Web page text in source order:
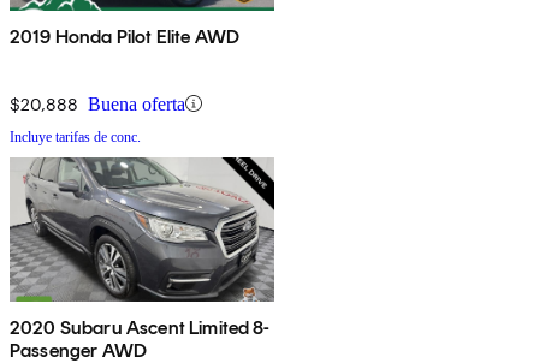
2019 Honda Pilot Elite AWD
$20,888 Buena oferta
Incluye tarifas de conc.
2020 Subaru Ascent Limited 8-
Passenger AWD